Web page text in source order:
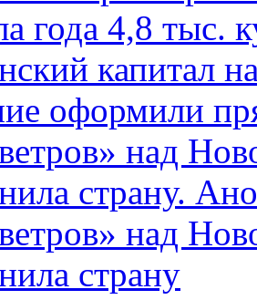
года 4,8 тыс.
капитал
оформили
над
страну.
над
страну